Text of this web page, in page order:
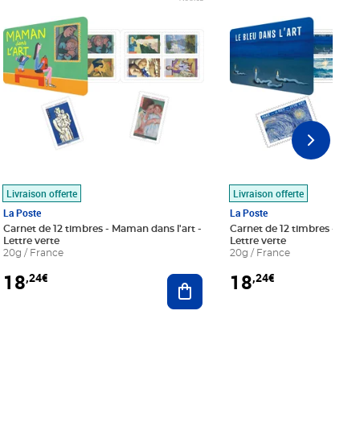
au panier
Livraison offerte
La Poste
Carnet de 12 timbres - Maman dans l'art -
Lettre verte
20g / France
18,24€ Ajouter au panier
Livraison offerte
La Poste
Carnet de 12 timbres - Le
Lettre verte
20g / France
18,24€